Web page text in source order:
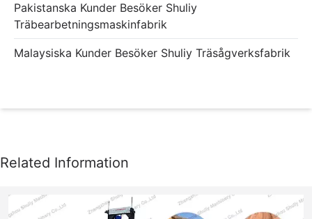
Pakistanska Kunder Besöker Shuliy
Träbearbetningsmaskinfabrik
Malaysiska Kunder Besöker Shuliy Träsågverksfabrik